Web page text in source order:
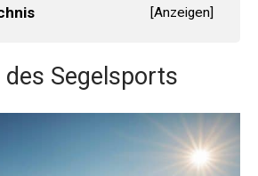
[Anzeigen]
des Segelsports